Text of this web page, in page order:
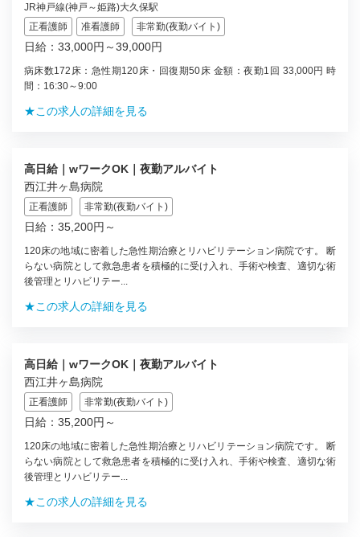
JR神戸線(神戸～姫路)大久保駅
正看護師
准看護師 非常勤(夜勤バイト)
日給：33,000円～39,000円
病床数172床：急性期120床・回復期50床 金額：夜勤1回 33,000円 時
間：16:30～9:00
★この求人の詳細を見る
高日給｜wワークOK｜夜勤アルバイト
西江井ヶ島病院
正看護師 非常勤(夜勤バイト)
日給：35,200円～
120床の地域に密着した急性期治療とリハビリテーション病院です。 断
らない病院として救急患者を積極的に受け入れ、手術や検査、適切な術
後管理とリハビリテー...
★この求人の詳細を見る
高日給｜wワークOK｜夜勤アルバイト
西江井ヶ島病院
正看護師 非常勤(夜勤バイト)
日給：35,200円～
120床の地域に密着した急性期治療とリハビリテーション病院です。 断
らない病院として救急患者を積極的に受け入れ、手術や検査、適切な術
後管理とリハビリテー...
★この求人の詳細を見る